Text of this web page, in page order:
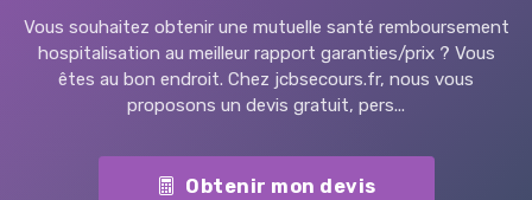
Vous souhaitez obtenir une mutuelle santé remboursement
hospitalisation au meilleur rapport garanties/prix ? Vous
êtes au bon endroit. Chez jcbsecours.fr, nous vous
proposons un devis gratuit, pers...
Obtenir mon devis